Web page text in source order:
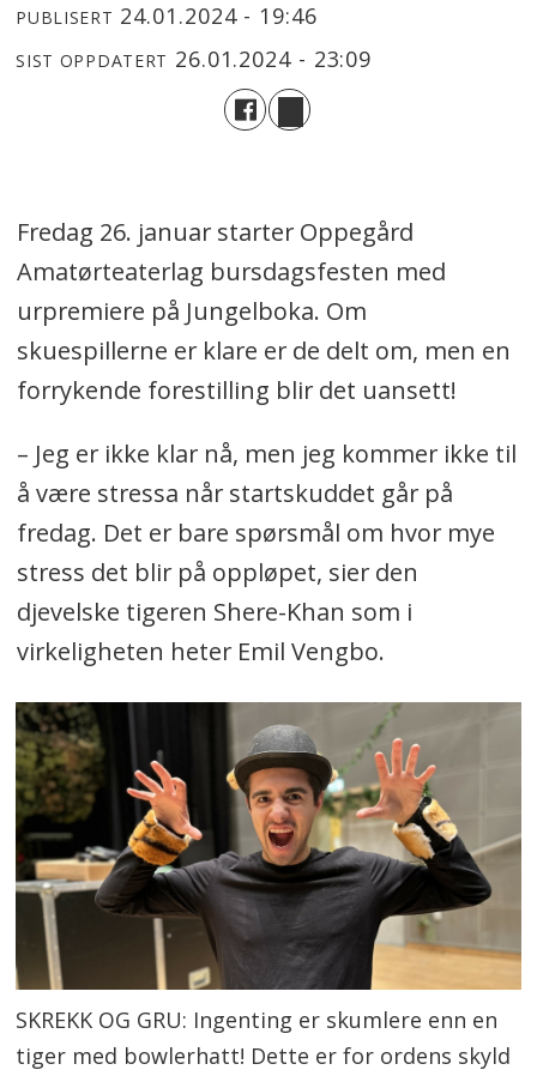
PUBLISERT 24.01.2024 - 19:46
SIST OPPDATERT 26.01.2024 - 23:09
Fredag 26. januar starter Oppegård
Amatørteaterlag bursdagsfesten med
urpremiere på Jungelboka. Om
skuespillerne er klare er de delt om, men en
forrykende forestilling blir det uansett!
– Jeg er ikke klar nå, men jeg kommer ikke til
å være stressa når startskuddet går på
fredag. Det er bare spørsmål om hvor mye
stress det blir på oppløpet, sier den
djevelske tigeren Shere-Khan som i
virkeligheten heter Emil Vengbo.
SKREKK OG GRU: Ingenting er skumlere enn en
tiger med bowlerhatt! Dette er for ordens skyld